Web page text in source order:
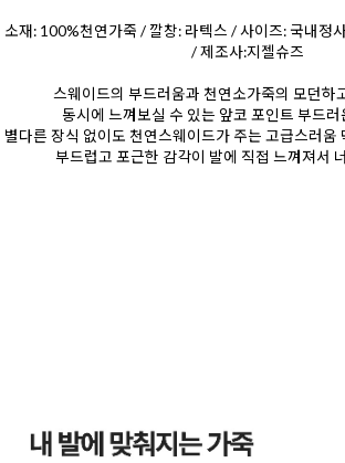
소재: 100%천연가죽 / 깔창: 라텍스 / 사이즈: 국내정
/ 제조사:지젤슈즈
스웨이드의 부드러움과 천연소가죽의 모던하
동시에 느껴보실 수 있는 앞코 포인트 부드
별다른 장식 없이도 천연스웨이드가 주는 고급스러움
부드럽고 포근한 감각이 발에 직접 느껴져서